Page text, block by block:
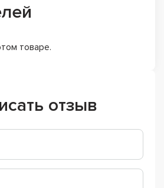
товаре.
отзыв